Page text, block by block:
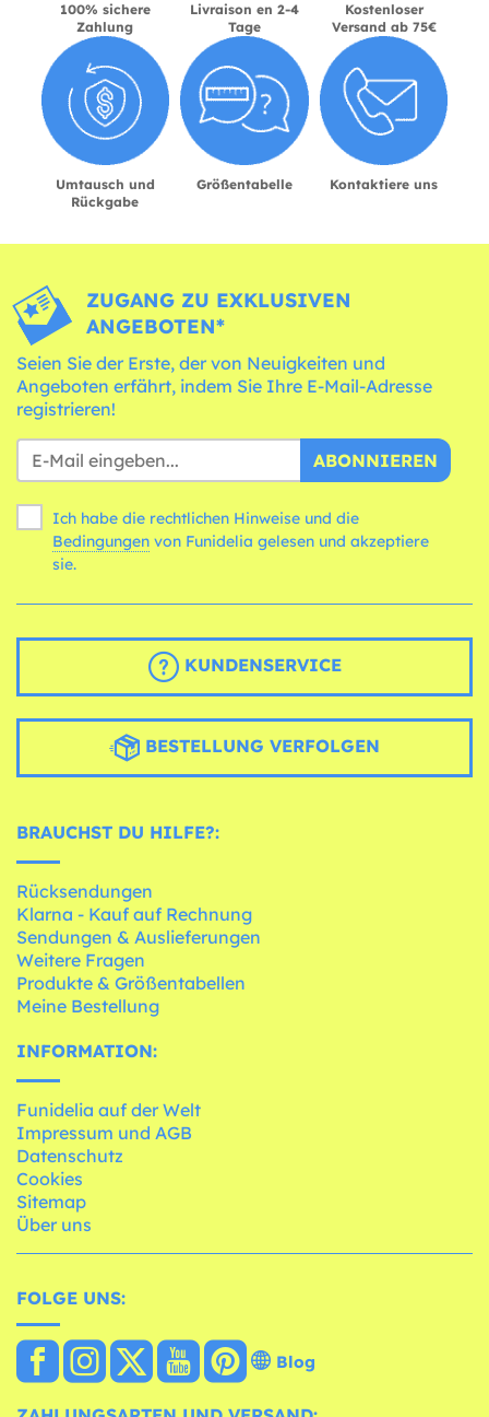
100% sichere
Zahlung
Livraison en 2-4
Tage
Kostenloser
Versand ab 75€
Umtausch und
Rückgabe
Größentabelle Kontaktiere uns
ZUGANG ZU EXKLUSIVEN
ANGEBOTEN*
Seien Sie der Erste, der von Neuigkeiten und
Angeboten erfährt, indem Sie Ihre E-Mail-Adresse
registrieren!
ABONNIEREN
Ich habe die rechtlichen Hinweise und die
Bedingungen
sie.
KUNDENSERVICE
BESTELLUNG VERFOLGEN
BRAUCHST DU HILFE?:
Rücksendungen
Klarna - Kauf auf Rechnung
Sendungen & Auslieferungen
Weitere Fragen
Produkte & Größentabellen
Meine Bestellung
INFORMATION:
Funidelia auf der Welt
Impressum und AGB
Datenschutz
Cookies
Sitemap
Über uns
FOLGE UNS:
Blog